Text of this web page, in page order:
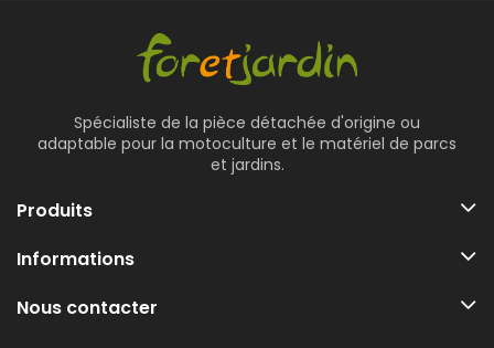
Spécialiste de la pièce détachée d'origine ou
adaptable pour la motoculture et le matériel de parcs
et jardins.
Produits
Informations
Nous contacter